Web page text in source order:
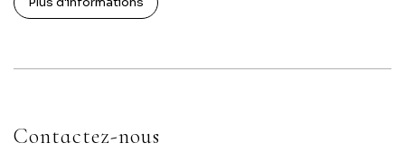
Contactez-nous